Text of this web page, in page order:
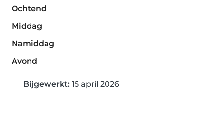
Ochtend
Middag
Namiddag
Avond
Bijgewerkt: 15 april 2026